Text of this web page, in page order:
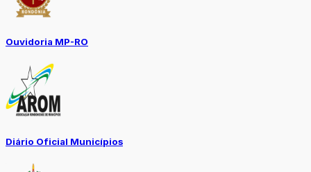
Ouvidoria MP-RO
Diário Oficial Municípios